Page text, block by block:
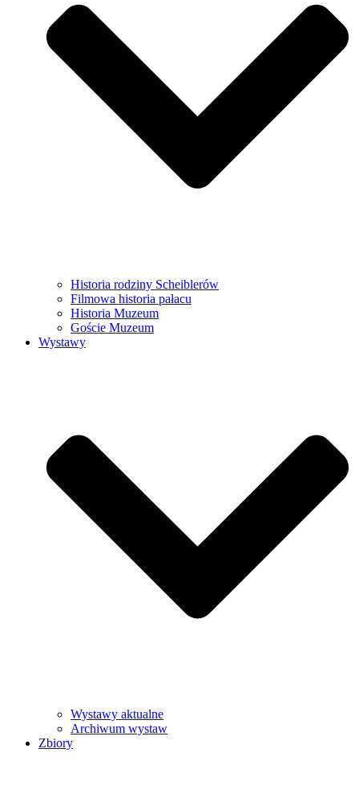
Historia rodziny Scheiblerów
Filmowa historia pałacu
Historia Muzeum
Goście Muzeum
Wystawy
Wystawy aktualne
Archiwum wystaw
Zbiory